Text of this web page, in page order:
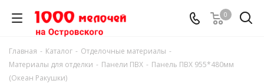
0
Главная - Каталог - Отделочные материалы -
Материалы для отделки - Панели ПВХ - Панель ПВХ 955*480мм
(Океан Ракушки)